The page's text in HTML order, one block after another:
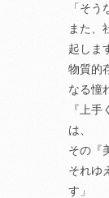
「そう
また、
起しま
物質的
なる憧
『上
は、
その『
それゆ
す」